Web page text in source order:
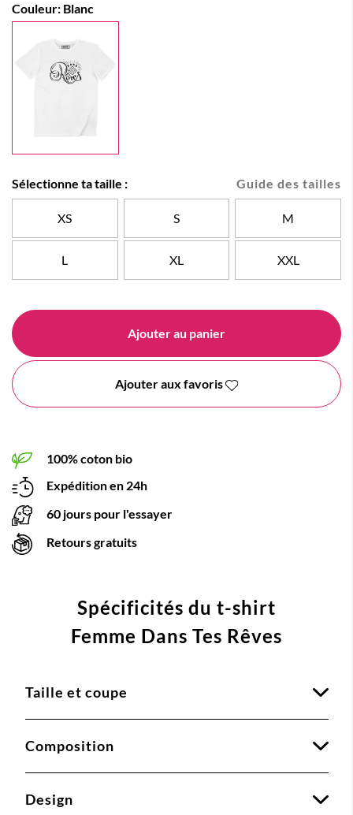
Couleur: Blanc
Guide des tailles
Sélectionne ta taille :
XS S M
L XL XXL
Ajouter au panier
Ajouter aux favoris
100% coton bio
Expédition en 24h
60 jours pour l'essayer
Retours gratuits
Spécificités du t-shirt
Femme Dans Tes Rêves
Taille et coupe
Composition
Design